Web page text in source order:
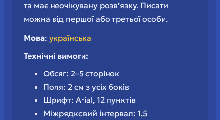
та має неочікувану розв’язку. Писати
можна від першої або третьої особи.
Мова: українська
Технічні вимоги:
Обсяг: 2–5 сторінок
Поля: 2 см з усіх боків
Шрифт: Arial, 12 пунктів
Міжрядковий інтервал: 1,5